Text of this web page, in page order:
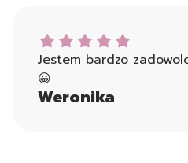
Weronika dał ocenę: 5
Jestem bardzo
😀
Weronika